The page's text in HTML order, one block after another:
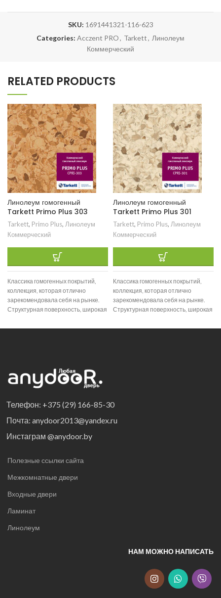
SKU: 1691441321-116-623
Categories: Acczent PRO, Tarkett, Линолеум
Коммерческий
RELATED PRODUCTS
Линолеум гомогенный
Tarkett Primo Plus 303
Tarkett, Primo Plus, Линолеум
Коммерческий
Классика гомогенных покрытий,
коллекция, которая отлично
зарекомендовала себя на рынке.
Структурная поверхность, широкая
технические характеристики
Линолеум гомогенный
Tarkett Primo Plus 301
Tarkett, Primo Plus, Линолеум
Коммерческий
Классика гомогенных покрытий,
коллекция, которая отлично
зарекомендовала себя на рынке.
Структурная поверхность, широкая
технические характеристики
Телефон: +375 (29) 166-85-30
Почта: anydoor2013@yandex.ru
Инстаграм @anydoor.by
Полезные ссылки сайта
Межкомнатные двери
Входные двери
Ламинат
Линолеум
НАМ МОЖНО НАПИСАТЬ